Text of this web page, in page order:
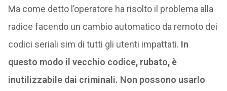
Ma come detto l’operatore ha risolto il problema alla
radice facendo un cambio automatico da remoto dei
codici seriali sim di tutti gli utenti impattati. In
questo modo il vecchio codice, rubato, è
inutilizzabile dai criminali. Non possono usarlo